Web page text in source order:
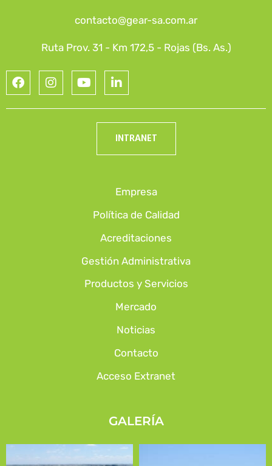
contacto@gear-sa.com.ar
Ruta Prov. 31 - Km 172,5 - Rojas (Bs. As.)
INTRANET
Empresa
Política de Calidad
Acreditaciones
Gestión Administrativa
Productos y Servicios
Mercado
Noticias
Contacto
Acceso Extranet
GALERÍA